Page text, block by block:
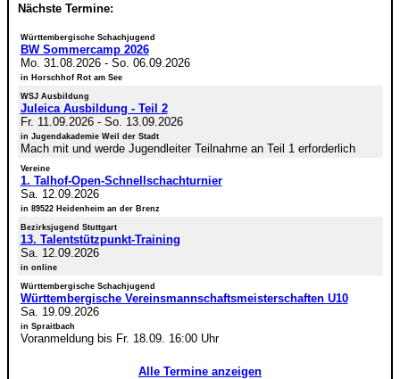
Nächste Termine:
Württembergische Schachjugend
BW Sommercamp 2026
Mo. 31.08.2026- So. 06.09.2026
in Horschhof Rot am See
WSJ Ausbildung
Juleica Ausbildung - Teil 2
Fr. 11.09.2026- So. 13.09.2026
in Jugendakademie Weil der Stadt
Mach mit und werde Jugendleiter Teilnahme an Teil 1 erforderlich
Vereine
1. Talhof-Open-Schnellschachturnier
Sa. 12.09.2026
in 89522 Heidenheim an der Brenz
Bezirksjugend Stuttgart
13. Talentstützpunkt-Training
Sa. 12.09.2026
in online
Württembergische Schachjugend
Württembergische Vereinsmannschaftsmeisterschaften U10
Sa. 19.09.2026
in Spraitbach
Voranmeldung bis Fr. 18.09. 16:00 Uhr
Alle Termine anzeigen